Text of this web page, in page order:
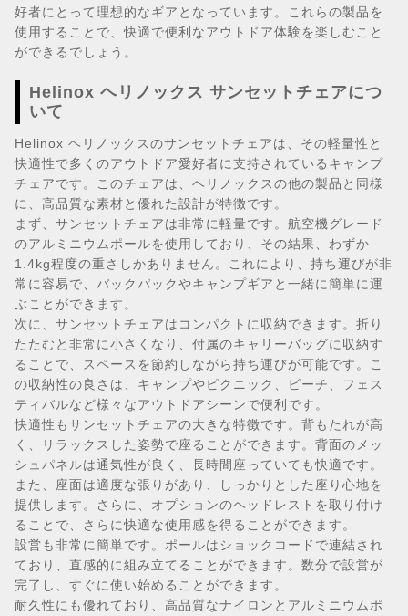
好者にとって理想的なギアとなっています。これらの製品を
使用することで、快適で便利なアウトドア体験を楽しむこと
ができるでしょう。
Helinox ヘリノックス サンセットチェアにつ
いて
Helinox ヘリノックスのサンセットチェアは、その軽量性と
快適性で多くのアウトドア愛好者に支持されているキャンプ
チェアです。このチェアは、ヘリノックスの他の製品と同様
に、高品質な素材と優れた設計が特徴です。
まず、サンセットチェアは非常に軽量です。航空機グレード
のアルミニウムポールを使用しており、その結果、わずか
1.4kg程度の重さしかありません。これにより、持ち運びが非
常に容易で、バックパックやキャンプギアと一緒に簡単に運
ぶことができます。
次に、サンセットチェアはコンパクトに収納できます。折り
たたむと非常に小さくなり、付属のキャリーバッグに収納す
ることで、スペースを節約しながら持ち運びが可能です。こ
の収納性の良さは、キャンプやピクニック、ビーチ、フェス
ティバルなど様々なアウトドアシーンで便利です。
快適性もサンセットチェアの大きな特徴です。背もたれが高
く、リラックスした姿勢で座ることができます。背面のメッ
シュパネルは通気性が良く、長時間座っていても快適です。
また、座面は適度な張りがあり、しっかりとした座り心地を
提供します。さらに、オプションのヘッドレストを取り付け
ることで、さらに快適な使用感を得ることができます。
設営も非常に簡単です。ポールはショックコードで連結され
ており、直感的に組み立てることができます。数分で設営が
完了し、すぐに使い始めることができます。
耐久性にも優れており、高品質なナイロンとアルミニウムポ